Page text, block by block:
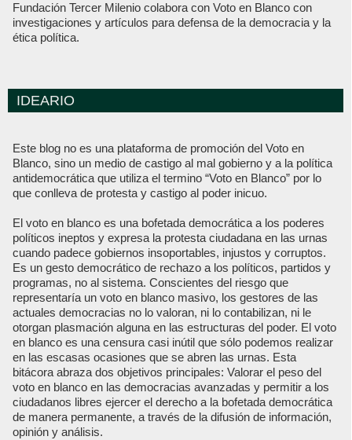
Fundación Tercer Milenio colabora con Voto en Blanco con
investigaciones y artículos para defensa de la democracia y la
ética política.
IDEARIO
Este blog no es una plataforma de promoción del Voto en
Blanco, sino un medio de castigo al mal gobierno y a la política
antidemocrática que utiliza el termino “Voto en Blanco” por lo
que conlleva de protesta y castigo al poder inicuo.
El voto en blanco es una bofetada democrática a los poderes
políticos ineptos y expresa la protesta ciudadana en las urnas
cuando padece gobiernos insoportables, injustos y corruptos.
Es un gesto democrático de rechazo a los políticos, partidos y
programas, no al sistema. Conscientes del riesgo que
representaría un voto en blanco masivo, los gestores de las
actuales democracias no lo valoran, ni lo contabilizan, ni le
otorgan plasmación alguna en las estructuras del poder. El voto
en blanco es una censura casi inútil que sólo podemos realizar
en las escasas ocasiones que se abren las urnas. Esta
bitácora abraza dos objetivos principales: Valorar el peso del
voto en blanco en las democracias avanzadas y permitir a los
ciudadanos libres ejercer el derecho a la bofetada democrática
de manera permanente, a través de la difusión de información,
opinión y análisis.